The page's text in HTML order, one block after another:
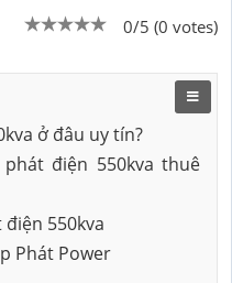
0/5 (0 votes)
ở đâu uy tín?
điện 550kva thuê
550kva
Phát Power